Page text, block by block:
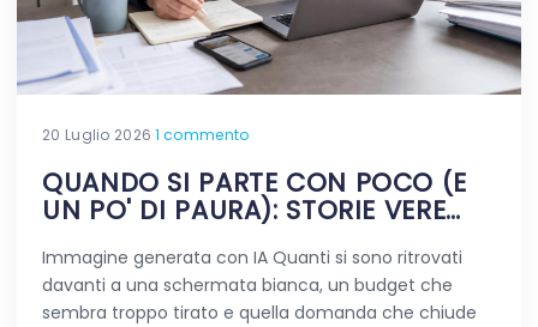
20 Luglio 2026·1 commento
QUANDO SI PARTE CON POCO (E
UN PO' DI PAURA): STORIE VERE
Immagine generata con IA Quanti si sono ritrovati
davanti a una schermata bianca, un budget che
sembra troppo tirato e quella domanda che chiude